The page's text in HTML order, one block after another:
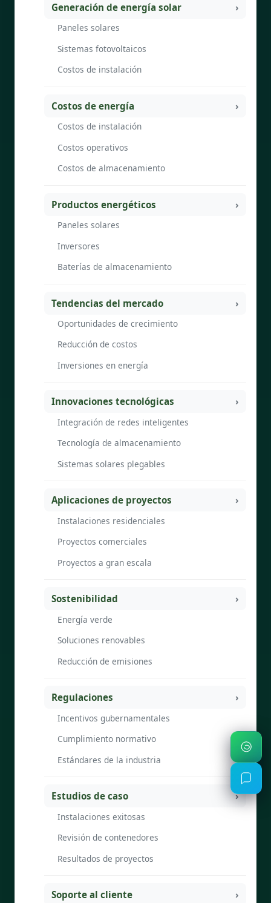
Generación de energía solar
Paneles solares
Sistemas fotovoltaicos
Costos de instalación
Costos de energía
Costos de instalación
Costos operativos
Costos de almacenamiento
Productos energéticos
Paneles solares
Inversores
Baterías de almacenamiento
Tendencias del mercado
Oportunidades de crecimiento
Reducción de costos
Inversiones en energía
Innovaciones tecnológicas
Integración de redes inteligentes
Tecnología de almacenamiento
Sistemas solares plegables
Aplicaciones de proyectos
Instalaciones residenciales
Proyectos comerciales
Proyectos a gran escala
Sostenibilidad
Energía verde
Soluciones renovables
Reducción de emisiones
Regulaciones
Incentivos gubernamentales
Cumplimiento normativo
Estándares de la industria
Estudios de caso
Instalaciones exitosas
Revisión de contenedores
Resultados de proyectos
Soporte al cliente